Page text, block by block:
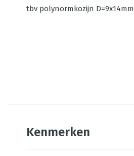
tbv polynormkozijn D=9x14mm
Kenmerken